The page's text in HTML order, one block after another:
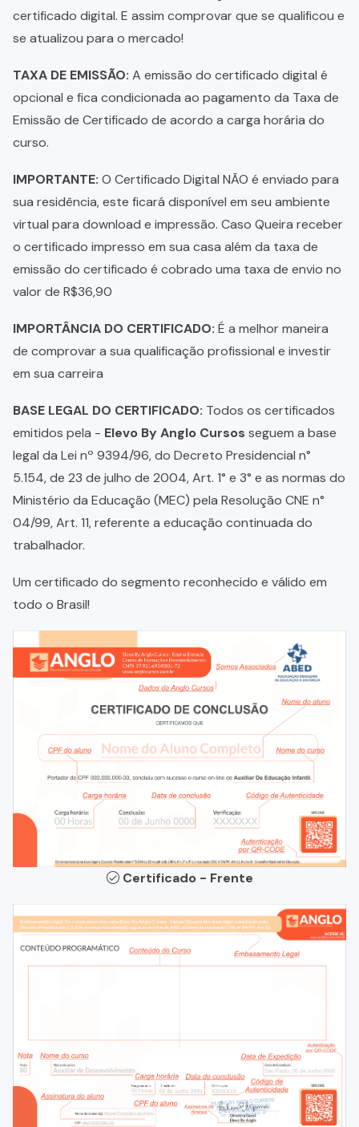
certificado digital. E assim comprovar que se qualificou e
se atualizou para o mercado!
TAXA DE EMISSÃO: A emissão do certificado digital é
opcional e fica condicionada ao pagamento da Taxa de
Emissão de Certificado de acordo a carga horária do
curso.
IMPORTANTE: O Certificado Digital NÃO é enviado para
sua residência, este ficará disponível em seu ambiente
virtual para download e impressão. Caso Queira receber
o certificado impresso em sua casa além da taxa de
emissão do certificado é cobrado uma taxa de envio no
valor de R$36,90
IMPORTÂNCIA DO CERTIFICADO: É a melhor maneira
de comprovar a sua qualificação profissional e investir
em sua carreira
BASE LEGAL DO CERTIFICADO: Todos os certificados
emitidos pela - Elevo By Anglo Cursos seguem a base
legal da Lei nº 9394/96, do Decreto Presidencial n°
5.154, de 23 de julho de 2004, Art. 1° e 3° e as normas do
Ministério da Educação (MEC) pela Resolução CNE n°
04/99, Art. 11, referente a educação continuada do
trabalhador.
Um certificado do segmento reconhecido e válido em
todo o Brasil!
Certificado - Frente